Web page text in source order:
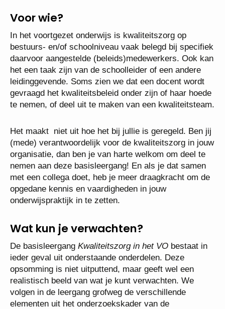
Voor wie?
In het voortgezet onderwijs is kwaliteitszorg op
bestuurs- en/of schoolniveau vaak belegd bij specifiek
daarvoor aangestelde (beleids)medewerkers. Ook kan
het een taak zijn van de schoolleider of een andere
leidinggevende. Soms zien we dat een docent wordt
gevraagd het kwaliteitsbeleid onder zijn of haar hoede
te nemen, of deel uit te maken van een kwaliteitsteam.
Het maakt niet uit hoe het bij jullie is geregeld. Ben jij
(mede) verantwoordelijk voor de kwaliteitszorg in jouw
organisatie, dan ben je van harte welkom om deel te
nemen aan deze basisleergang! En als je dat samen
met een collega doet, heb je meer draagkracht om de
opgedane kennis en vaardigheden in jouw
onderwijspraktijk in te zetten.
Wat kun je verwachten?
De basisleergang Kwaliteitszorg in het VO bestaat in
ieder geval uit onderstaande onderdelen. Deze
opsomming is niet uitputtend, maar geeft wel een
realistisch beeld van wat je kunt verwachten. We
volgen in de leergang grofweg de verschillende
elementen uit het onderzoekskader van de